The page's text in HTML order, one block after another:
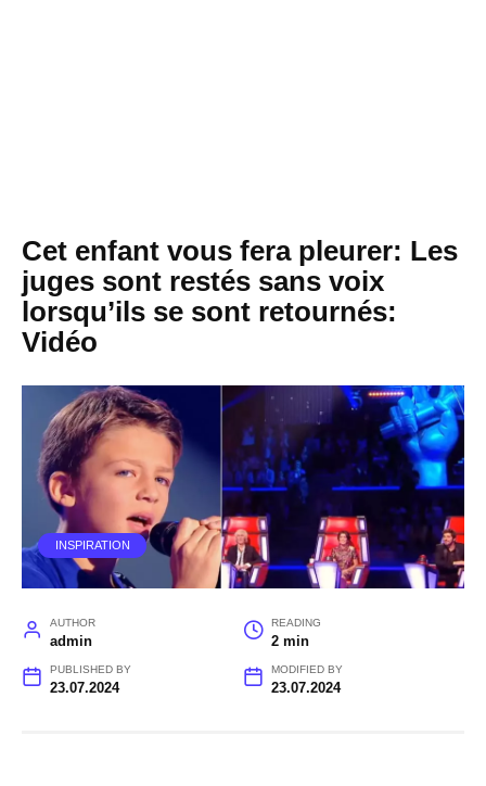
Cet enfant vous fera pleurer: Les
juges sont restés sans voix
lorsqu’ils se sont retournés:
Vidéo
INSPIRATION
AUTHOR
admin
READING
2 min
PUBLISHED BY
23.07.2024
MODIFIED BY
23.07.2024